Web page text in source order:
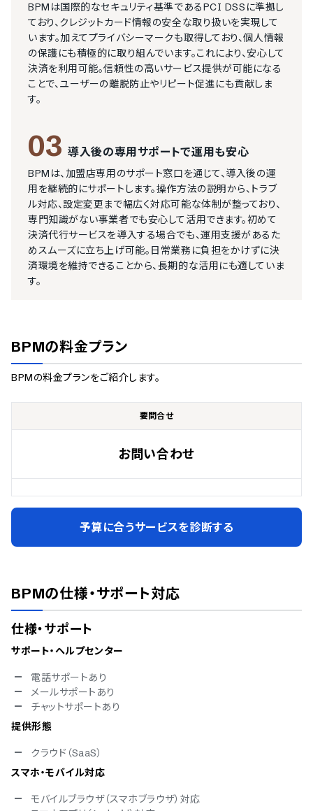
BPMは国際的なセキュリティ基準であるPCI DSSに準拠し
ており、クレジットカード情報の安全な取り扱いを実現して
います。加えてプライバシーマークも取得しており、個人情報
の保護にも積極的に取り組んでいます。これにより、安心して
決済を利用可能。信頼性の高いサービス提供が可能になる
ことで、ユーザーの離脱防止やリピート促進にも貢献しま
す。
03 導入後の専用サポートで運用も安心
BPMは、加盟店専用のサポート窓口を通じて、導入後の運
用を継続的にサポートします。操作方法の説明から、トラブ
ル対応、設定変更まで幅広く対応可能な体制が整っており、
専門知識がない事業者でも安心して活用できます。初めて
決済代行サービスを導入する場合でも、運用支援があるた
めスムーズに立ち上げ可能。日常業務に負担をかけずに決
済環境を維持できることから、長期的な活用にも適していま
す。
BPMの料金プラン
BPMの料金プランをご紹介します。
要問合せ
お問い合わせ
予算に合うサービスを診断する
BPMの仕様・サポート対応
仕様・サポート
サポート・ヘルプセンター
電話サポートあり
メールサポートあり
チャットサポートあり
提供形態
クラウド（SaaS）
スマホ・モバイル対応
モバイルブラウザ（スマホブラウザ）対応